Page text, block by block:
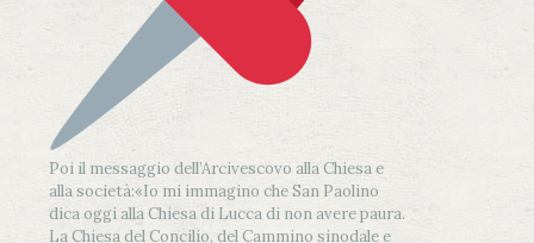
Poi il messaggio dell’Arcivescovo alla Chiesa e
alla società:«Io mi immagino che San Paolino
dica oggi alla Chiesa di Lucca di non avere paura.
La Chiesa del Concilio, del Cammino sinodale e